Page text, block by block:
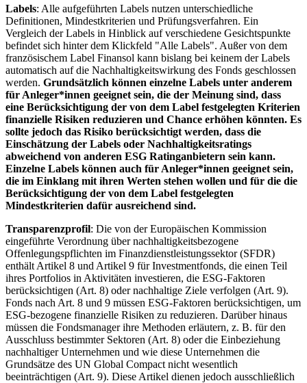
Labels: Alle aufgeführten Labels nutzen unterschiedliche
Definitionen, Mindestkriterien und Prüfungsverfahren. Ein
Vergleich der Labels in Hinblick auf verschiedene Gesichtspunkte
befindet sich hinter dem Klickfeld "Alle Labels". Außer von dem
französischem Label Finansol kann bislang bei keinem der Labels
automatisch auf die Nachhaltigkeitswirkung des Fonds geschlossen
werden. Grundsätzlich können einzelne Labels unter anderem
für Anleger*innen geeignet sein, die der Meinung sind, dass
eine Berücksichtigung der von dem Label festgelegten Kriterien
finanzielle Risiken reduzieren und Chance erhöhen könnten. Es
sollte jedoch das Risiko berücksichtigt werden, dass die
Einschätzung der Labels oder Nachhaltigkeitsratings
abweichend von anderen ESG Ratinganbietern sein kann.
Einzelne Labels können auch für Anleger*innen geeignet sein,
die im Einklang mit ihren Werten stehen wollen und für die die
Berücksichtigung der von dem Label festgelegten
Mindestkriterien dafür ausreichend sind.
Transparenzprofil: Die von der Europäischen Kommission
eingeführte Verordnung über nachhaltigkeitsbezogene
Offenlegungspflichten im Finanzdienstleistungssektor (SFDR)
enthält Artikel 8 und Artikel 9 für Investmentfonds, die einen Teil
ihres Portfolios in Aktivitäten investieren, die ESG-Faktoren
berücksichtigen (Art. 8) oder nachhaltige Ziele verfolgen (Art. 9).
Fonds nach Art. 8 und 9 müssen ESG-Faktoren berücksichtigen, um
ESG-bezogene finanzielle Risiken zu reduzieren. Darüber hinaus
müssen die Fondsmanager ihre Methoden erläutern, z. B. für den
Ausschluss bestimmter Sektoren (Art. 8) oder die Einbeziehung
nachhaltiger Unternehmen und wie diese Unternehmen die
Grundsätze des UN Global Compact nicht wesentlich
beeinträchtigen (Art. 9). Diese Artikel dienen jedoch ausschließlich